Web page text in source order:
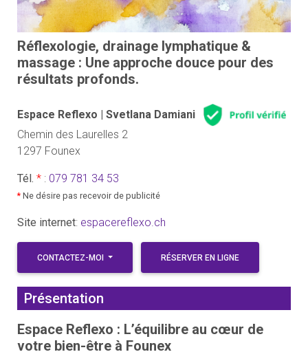
Réflexologie, drainage lymphatique &
massage : Une approche douce pour des
résultats profonds.
Espace Reflexo | Svetlana Damiani
Chemin des Laurelles 2
1297 Founex
Tél. *: 079 781 34 53
*Ne désire pas recevoir de publicité
Site internet: espacereflexo.ch
CONTACTEZ-MOI RÉSERVER EN LIGNE
Présentation
Espace Reflexo : L’équilibre au cœur de
votre bien-être à Founex